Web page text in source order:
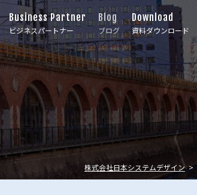
Business Partner
ビジネスパートナー
Blog
ブログ
Download
資料ダウンロード
株式会社日本システムデザイン